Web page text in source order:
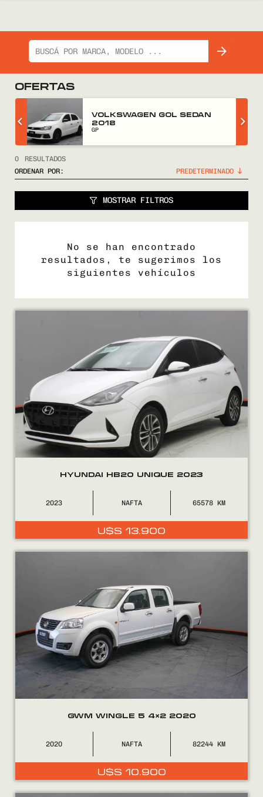
COMPRÁ
VENDÉ
FINANCIÁ
NOSOTROS
CONTACTO
OFERTAS
VOLKSWAGEN GOL SEDAN
2018
GP
0
RESULTADOS
ORDENAR POR:
MOSTRAR FILTROS
No se han encontrado
resultados, te sugerimos los
siguientes vehículos
HYUNDAI HB20 UNIQUE 2023
2023 NAFTA 65578
U$S 13.900
GWM WINGLE 5 4×2 2020
2020 NAFTA 82244
U$S 10.900